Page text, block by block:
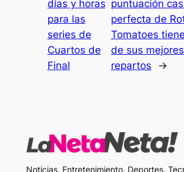
días y horas
para las
series de
Cuartos de
Final
puntuación
perfecta de
Tomatoes
de sus mejores
repartos
→
Noticias, Entretenimiento, Deportes,